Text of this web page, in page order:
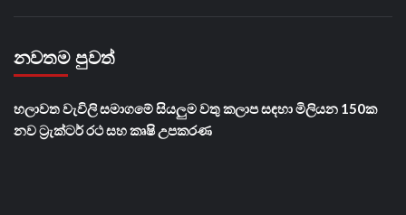
නවතම පුවත්
හලාවත වැවිලි සමාගමේ සියලුම වතු කලාප සඳහා මිලියන 150ක
නව ට්‍රැක්ටර් රථ සහ කෘෂි උපකරණ